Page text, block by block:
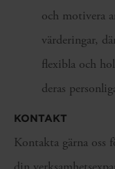
och motivera
värderingar,
flexibla och
deras
KONTAKT
Kontakta gärna oss